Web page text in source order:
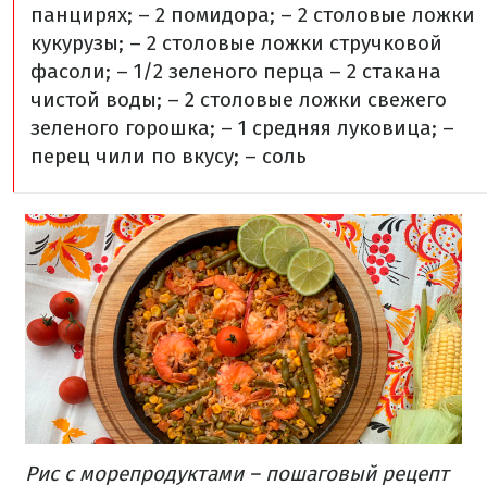
панцирях; – 2 помидора; – 2 столовые ложки
кукурузы; – 2 столовые ложки стручковой
фасоли; – 1/2 зеленого перца – 2 стакана
чистой воды; – 2 столовые ложки свежего
зеленого горошка; – 1 средняя луковица; –
перец чили по вкусу; – соль
Рис с морепродуктами – пошаговый рецепт